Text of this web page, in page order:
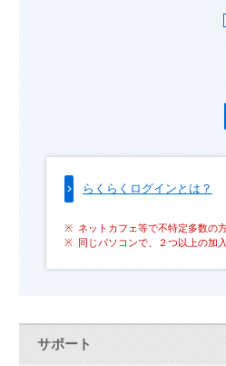
らくらくログインとは？
ネットカフェ等で不特定多数の
同じパソコンで、２つ以上の加
サポート